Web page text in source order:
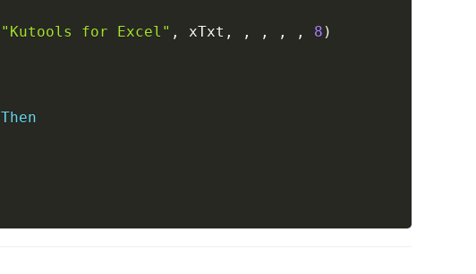
"Kutools for Excel" , xTxt , , , , , 8 )
Then